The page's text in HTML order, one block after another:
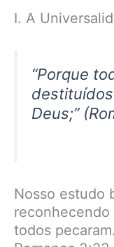
I. A
“Porque
Deus;”
Nosso estudo
todos